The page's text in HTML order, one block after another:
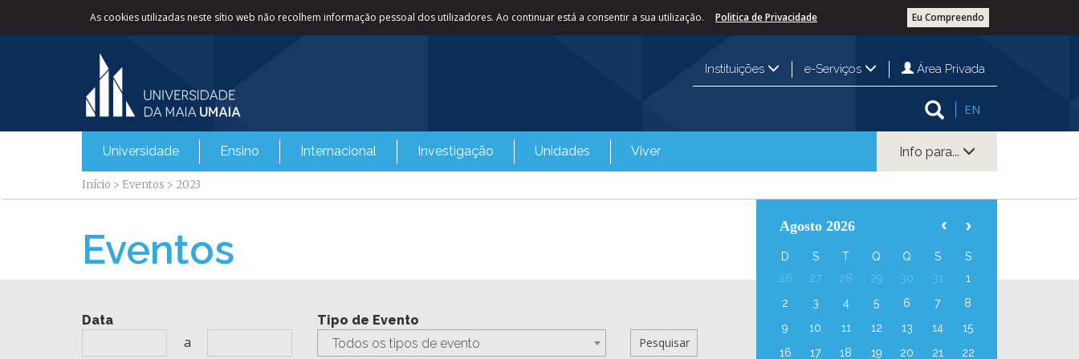
As cookies utilizadas neste sítio web não recolhem informação pessoal dos utilizadores. Ao continuar está a consentir a sua utilização. Eu Compreendo
Politica de Privacidade
Instituições e-Serviços Área Privada
EN
Universidade Ensino Internacional Investigação Unidades Viver Info para...
Início > Eventos > 2023
Eventos
Data
a
Tipo de Evento
Todos os tipos de evento
Agosto 2026
D S T Q Q S
S
26
27 28 29 30 31
1
2
3 4 5 6 7
8
9
10 11 12 13 14
15
16
17 18 19 20 21 22